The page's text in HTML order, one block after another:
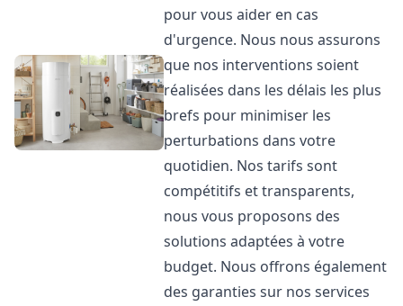
pour vous aider en cas
d'urgence. Nous nous assurons
que nos interventions soient
réalisées dans les délais les plus
brefs pour minimiser les
perturbations dans votre
quotidien. Nos tarifs sont
compétitifs et transparents,
nous vous proposons des
solutions adaptées à votre
budget. Nous offrons également
des garanties sur nos services